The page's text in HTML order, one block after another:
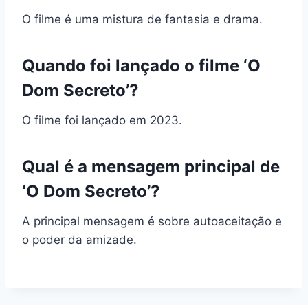
O filme é uma mistura de fantasia e drama.
Quando foi lançado o filme ‘O
Dom Secreto’?
O filme foi lançado em 2023.
Qual é a mensagem principal de
‘O Dom Secreto’?
A principal mensagem é sobre autoaceitação e
o poder da amizade.